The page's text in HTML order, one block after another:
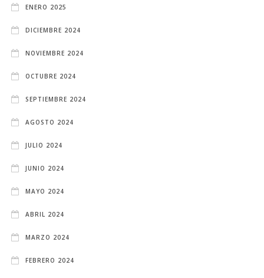
ENERO 2025
DICIEMBRE 2024
NOVIEMBRE 2024
OCTUBRE 2024
SEPTIEMBRE 2024
AGOSTO 2024
JULIO 2024
JUNIO 2024
MAYO 2024
ABRIL 2024
MARZO 2024
FEBRERO 2024